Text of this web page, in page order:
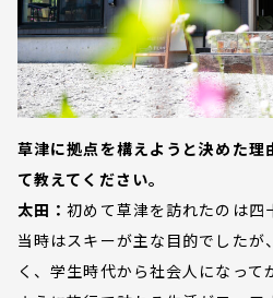
草津に拠点を構えようと決めた理
て教えてください。
太田：初めて草津を訪れたのは四
当時はスキーが主な目的でしたが
く、学生時代から社会人になって